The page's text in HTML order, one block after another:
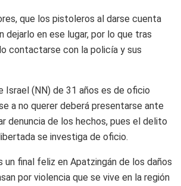
que los pistoleros al darse cuenta
dejarlo en ese lugar, por lo que tras
contactarse con la policía y sus
Israel (NN) de 31 años es de oficio
a no querer deberá presentarse ante
denuncia de los hechos, pues el delito
se investiga de oficio.
un final feliz en Apatzingán de los daños
por violencia que se vive en la región